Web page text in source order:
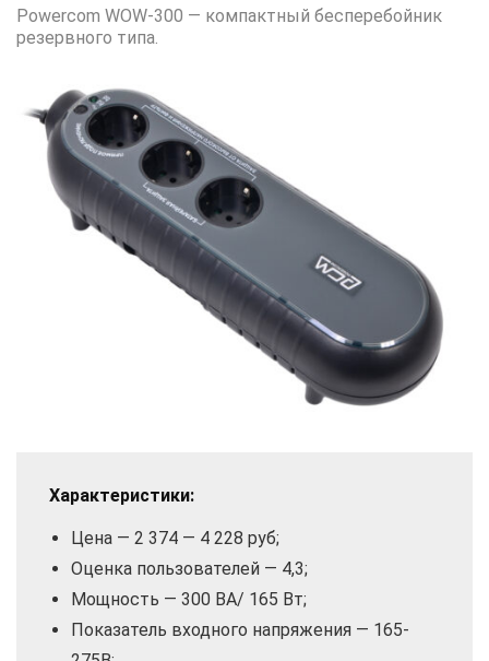
Powercom WOW-300 — компактный бесперебойник
резервного типа.
Характеристики:
Цена — 2 374 — 4 228 руб;
Оценка пользователей — 4,3;
Мощность — 300 ВА/ 165 Вт;
Показатель входного напряжения — 165-